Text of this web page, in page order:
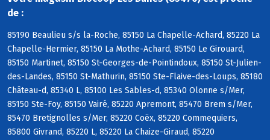
de :
85190 Beaulieu s/s la-Roche, 85150 La Chapelle-Achard, 85220 La
Chapelle-Hermier, 85150 La Mothe-Achard, 85150 Le Girouard,
85150 Martinet, 85150 St-Georges-de-Pointindoux, 85150 St-Julien-
des-Landes, 85150 St-Mathurin, 85150 Ste-Flaive-des-Loups, 85180
Château-d, 85340 L, 85100 Les Sables-d, 85340 Olonne s/Mer,
85150 Ste-Foy, 85150 Vairé, 85220 Apremont, 85470 Brem s/Mer,
85470 Bretignolles s/Mer, 85220 Coëx, 85220 Commequiers,
85800 Givrand, 85220 L, 85220 La Chaize-Giraud, 85220